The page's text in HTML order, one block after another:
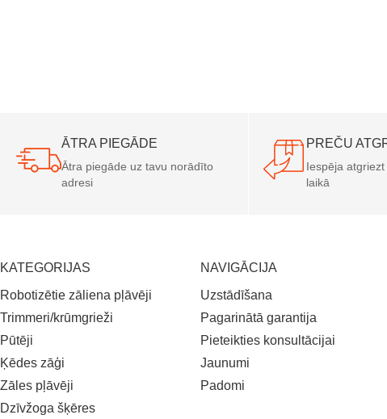
ĀTRA PIEGĀDE
Ātra piegāde uz tavu norādīto
adresi
PREČU
Iespēja
laikā
KATEGORIJAS
Robotizētie zāliena pļāvēji
Trimmeri/krūmgrieži
Pūtēji
Ķēdes zāģi
Zāles pļāvēji
Dzīvžoga šķēres
NAVIGĀCIJA
Uzstādīšana
Pagarinātā garantija
Pieteikties konsultācijai
Jaunumi
Padomi